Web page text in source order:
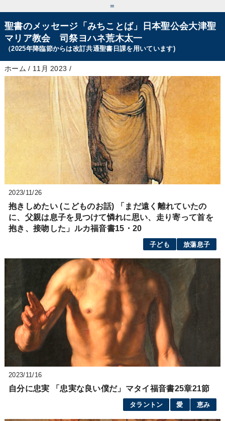
=
聖書のメッセージ「みちことば」日本聖公会大津聖
マリア教会 司祭ヨハネ荒木太一
（2025年降臨節からは改訂共通聖書日課を用いています)
ホーム / 11月 2023 /
2023/11/26
抱きしめたい (こどものお話) 「まだ遠く離れていたの
に、父親は息子を見つけて憐れに思い、走り寄って首を
抱き、接吻した」ルカ福音書15・20
子ども 放蕩息子
2023/11/16
自分に忠実 「忠実な良い僕だ」マタイ福音書25章21節
タラントン 愛 恵み